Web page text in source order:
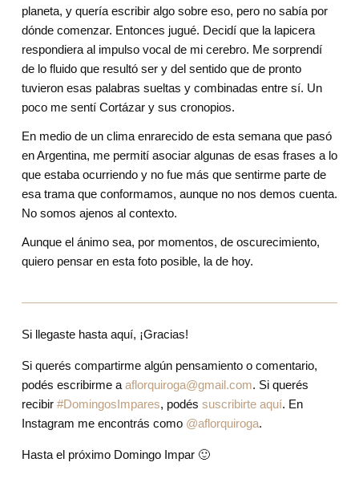
planeta, y quería escribir algo sobre eso, pero no sabía por
dónde comenzar. Entonces jugué. Decidí que la lapicera
respondiera al impulso vocal de mi cerebro. Me sorprendí
de lo fluido que resultó ser y del sentido que de pronto
tuvieron esas palabras sueltas y combinadas entre sí. Un
poco me sentí Cortázar y sus cronopios.
En medio de un clima enrarecido de esta semana que pasó
en Argentina, me permití asociar algunas de esas frases a lo
que estaba ocurriendo y no fue más que sentirme parte de
esa trama que conformamos, aunque no nos demos cuenta.
No somos ajenos al contexto.
Aunque el ánimo sea, por momentos, de oscurecimiento,
quiero pensar en esta foto posible, la de hoy.
Si llegaste hasta aquí, ¡Gracias!
Si querés compartirme algún pensamiento o comentario,
podés escribirme a aflorquiroga@gmail.com. Si querés
recibir #DomingosImpares, podés suscribirte aquí. En
Instagram me encontrás como @aflorquiroga.
Hasta el próximo Domingo Impar 🙂